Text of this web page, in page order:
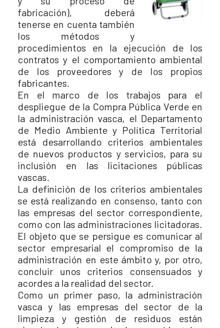
fabricación), deberá
tenerse en cuenta también
los métodos y
procedimientos en la ejecución de los
contratos y el comportamiento ambiental
de los proveedores y de los propios
fabricantes.
En el marco de los trabajos para el
despliegue de la Compra Pública Verde en
la administración vasca, el Departamento
de Medio Ambiente y Política Territorial
está desarrollando criterios ambientales
de nuevos productos y servicios, para su
inclusión en las licitaciones públicas
vascas.
La definición de los criterios ambientales
se está realizando en consenso, tanto con
las empresas del sector correspondiente,
como con las administraciones licitadoras.
El objeto que se persigue es comunicar al
sector empresarial el compromiso de la
administración en este ámbito y, por otro,
concluir unos criterios consensuados y
acordes a la realidad del sector.
Como un primer paso, la administración
vasca y las empresas del sector de la
limpieza y gestión de residuos están